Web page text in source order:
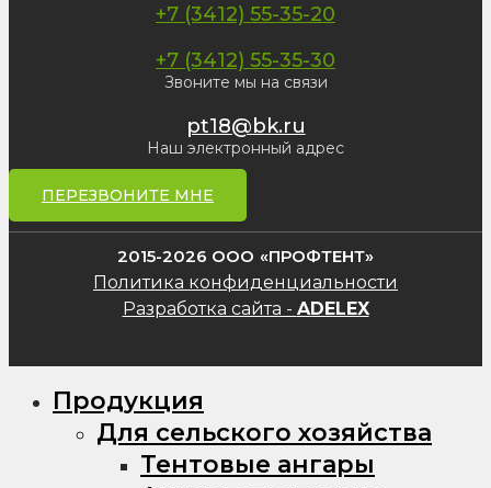
+7 (3412) 55-35-20
+7 (3412) 55-35-30
Звоните мы на связи
pt18@bk.ru
Наш электронный адрес
ПЕРЕЗВОНИТЕ МНЕ
2015-2026 ООО «ПРОФТЕНТ»
Политика конфиденциальности
Разработка сайта - ADELEX
Продукция
Для сельского хозяйства
Тентовые ангары